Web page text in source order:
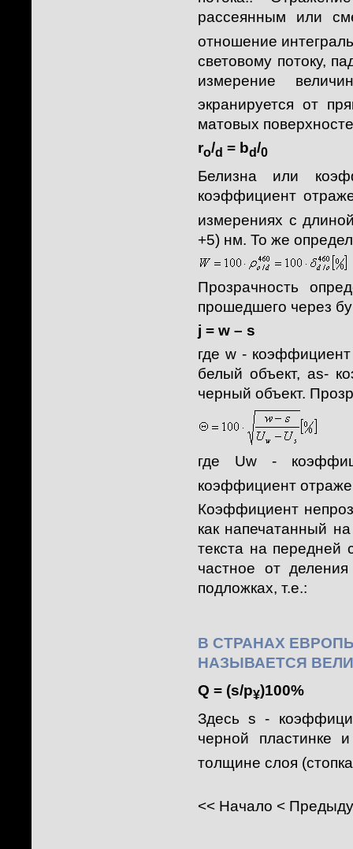
рассеянным или
отношение
световому потоку,
измерение
экранируется от
матовых
ro/d = bd/0
Белизна или
коэффициент
измерениях с
+5) нм. То же
Прозрачность
прошедшего через
j = w – s
где w -
белый объект, as-
черный объект.
где Uw -
коэффициент
Коэффициент
как напечатанный
текста на
частное от
подложках, т.е.:
В СТРАНАХ
НАЗЫВАЕТСЯ
Q = (s/p¥)100%
Здесь s -
черной пластинке
толщине слоя
<< Начало <